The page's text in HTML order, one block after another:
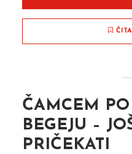
ČAMCEM
BEGEJU –
PRIČEKATI